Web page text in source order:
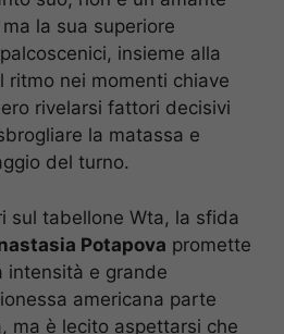
la sua superiore
insieme alla
ritmo nei momenti chiave
rivelarsi fattori decisivi
la matassa e
del turno.
sul tabellone Wta, la sfida
Potapova promette
intensità e grande
americana parte
ma è lecito aspettarsi che